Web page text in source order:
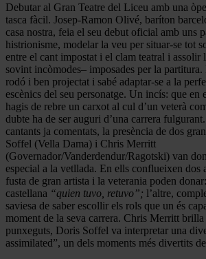
Debutar al Gran Teatre del Liceu amb una
tasca fàcil. Josep-Ramon Olivé, baríton
casa nostra, feia el seu debut oficial amb uns
histrionisme, modelar la veu per situar-se tot
entre el cant impostat i el clam teatral i assolir
sovint incòmodes– imposades per la
rodó i ben projectat i sabé adaptar-se a la
escènics del seu personatge. Un incís: que en
hagis de rebre un carxot al cul d’un veterà
dubte ha de ser auguri d’una carrera
cantants ja comentats, la presència de dos
Soffel (Vella Dama) i Chris Merritt
(Governador/Vanderdendur/Ragotski) van
especial a la vetllada. En ells conflueixen dos
fusta de gran artista i la veterania poden
castellana “quien tuvo, retuvo”; l’altre,
saviesa de saber escollir els rols que un és
moment de la seva carrera. Chris Merritt brilla
punxeguts, Doris Soffel va interpretar una
assimilated”, un dels moments més divertits